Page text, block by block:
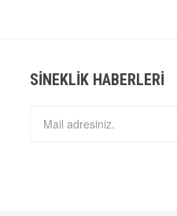
SINEKLIK HABERLERI